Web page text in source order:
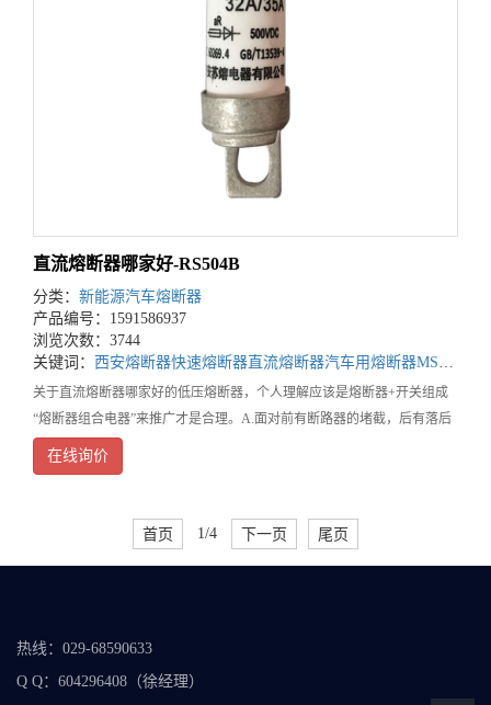
直流熔断器哪家好-RS504B
分类： 新能源汽车熔断器
产品编号：1591586937
浏览次数：3744
关键词： 西安熔断器快速熔断器直流熔断器汽车用熔断器MSD用熔断器
关于直流熔断器哪家好的低压熔断器，个人理解应该是熔断器+开关组成
“熔断器组合电器”来推广才是合理。A.面对前有断路器的堵截，后有落后
熔断器的夹击，熔断器企业联合各方加大正确、合理的产品宣传，配合国
家相关市场监管部门将落后熔断器从市场驱除，行
在线询价
首页 1/4 下一页 尾页
热线：029-68590633
Q Q：604296408（徐经理）